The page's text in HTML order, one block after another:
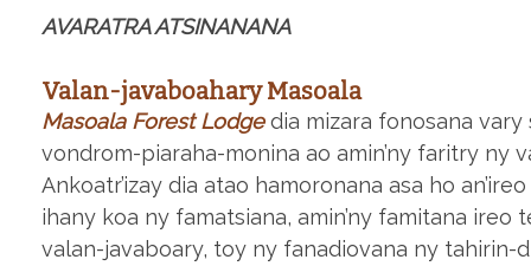
AVARATRA ATSINANANA
Valan-javaboahary Masoala
Masoala Forest Lodgedia mizara fonosana vary
vondrom-piaraha-monina ao amin’ny faritry ny
Ankoatr’izay dia atao hamoronana asa ho
ihany koa ny famatsiana, amin’ny famitana ireo
valan-javaboary, toy ny fanadiovana ny tahirin-